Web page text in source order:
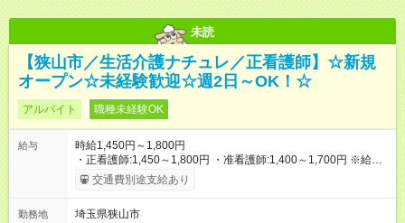
未読
【狭山市／生活介護ナチュレ／正看護師】☆新規
オープン☆未経験歓迎☆週2日～OK！☆
アルバイト 職種未経験OK
給与
時給1,450円～1,800円
・正看護師:1,450～1,800円 ・准看護師:1,400～1,700円 ※給与
は資格・経験を考慮して決定致します。 ※別途交通費支給 【試
用期間】試用期間なし
交通費別途支給あり
勤務地
埼玉県狭山市